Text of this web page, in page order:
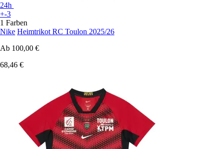
24h
+-3
1 Farben
Nike Heimtrikot RC Toulon 2025/26
Ab 100,00 €
68,46 €